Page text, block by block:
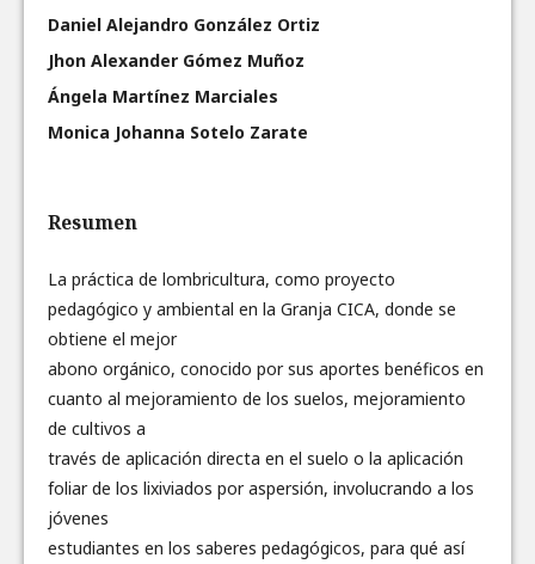
Daniel Alejandro González Ortiz
Jhon Alexander Gómez Muñoz
Ángela Martínez Marciales
Monica Johanna Sotelo Zarate
Resumen
La práctica de lombricultura, como proyecto
pedagógico y ambiental en la Granja CICA, donde se
obtiene el mejor
abono orgánico, conocido por sus aportes benéficos en
cuanto al mejoramiento de los suelos, mejoramiento
de cultivos a
través de aplicación directa en el suelo o la aplicación
foliar de los lixiviados por aspersión, involucrando a los
jóvenes
estudiantes en los saberes pedagógicos, para qué así